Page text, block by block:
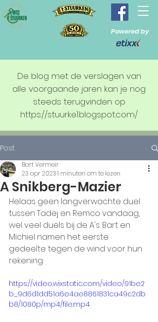
Powered by
De blog met de verslagen van
alle voorgaande jaren kan je nog
steeds terugvinden op
https://stuurke1.blogspot.com/
Post
A Snikberg-Mazier
Bart Vermeir
23 apr 20231 minuten om te lezen
Helaas geen langverwachte duel
tussen Tadej en Remco vandaag,
wel veel duels bij de A's. Bart en
Michiel namen het eerste
gedeelte tegen de wind voor hun
rekening.
https://video.wixstatic.com/video/91be2
b_9d6d1dd51a6e4ae8861831ca49c2db
b8/1080p/mp4/file.mp4